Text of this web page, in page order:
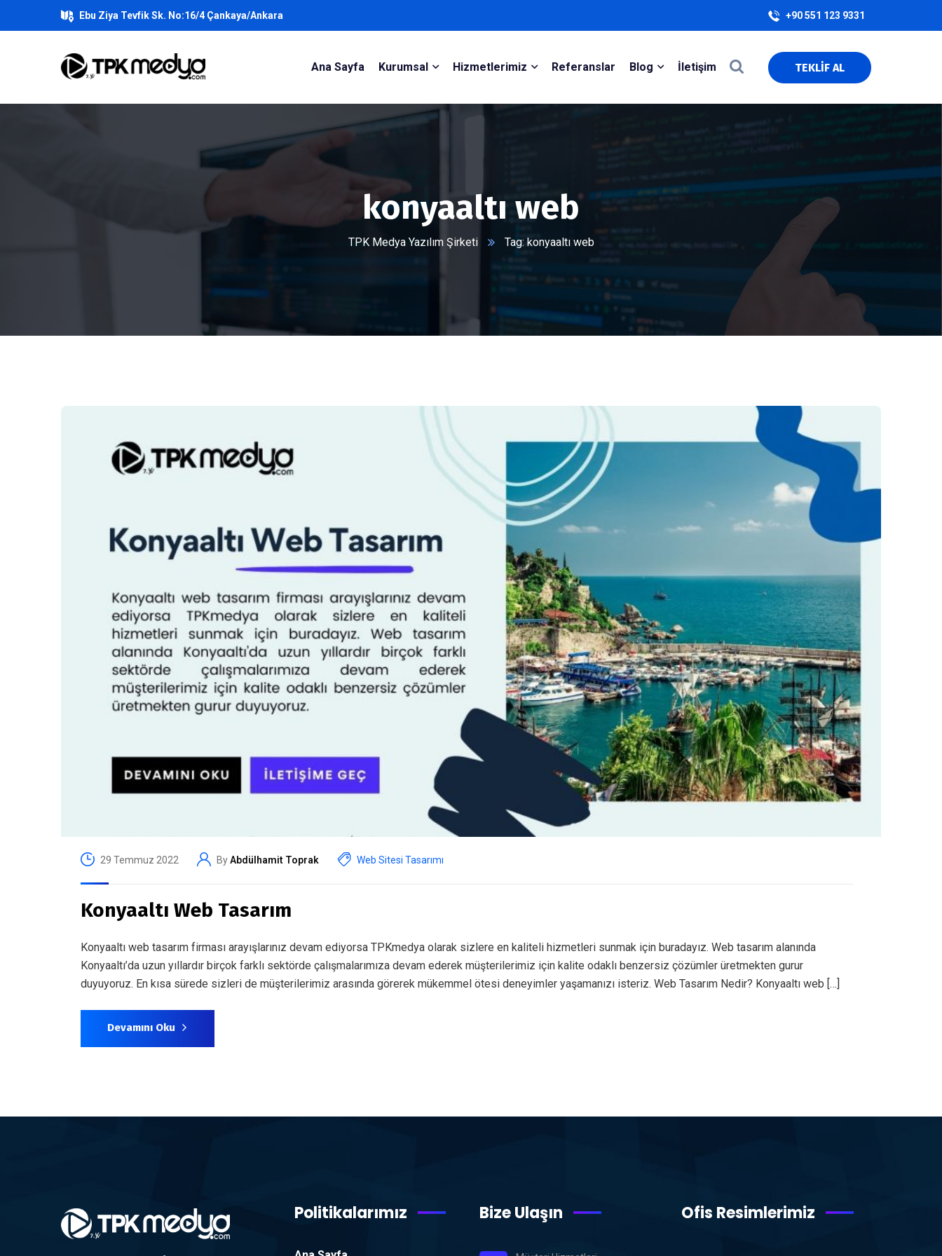
Ebu Ziya Tevfik Sk. No:16/4 Çankaya/Ankara +90 551 123 9331
Ana Sayfa Kurumsal Hizmetlerimiz Referanslar Blog İletişim TEKLİF AL
konyaaltı web
TPK Medya Yazılım Şirketi Tag: konyaaltı web
29 Temmuz 2022 ByAbdülhamit Toprak Web Sitesi Tasarımı
Konyaaltı Web Tasarım
Konyaaltı web tasarım firması arayışlarınız devam ediyorsa TPKmedya olarak sizlere en kaliteli hizmetleri sunmak için buradayız. Web tasarım alanında
Konyaaltı’da uzun yıllardır birçok farklı sektörde çalışmalarımıza devam ederek müşterilerimiz için kalite odaklı benzersiz çözümler üretmekten gurur
duyuyoruz. En kısa sürede sizleri de müşterilerimiz arasında görerek mükemmel ötesi deneyimler yaşamanızı isteriz. Web Tasarım Nedir? Konyaaltı web […]
Devamını Oku
Politikalarımız Bize Ulaşın Ofis Resimlerimiz